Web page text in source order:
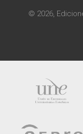
© 2026,